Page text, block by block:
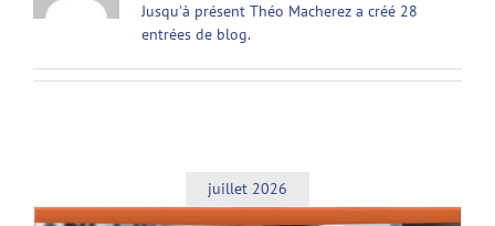
Jusqu'à présent Théo Macherez a créé 28
entrées de blog.
juillet 2026